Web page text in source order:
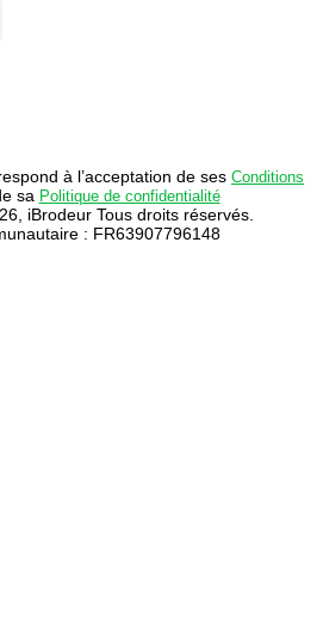
à l’acceptation de ses Conditions
sa Politique de confidentialité
iBrodeur Tous droits réservés.
: FR63907796148